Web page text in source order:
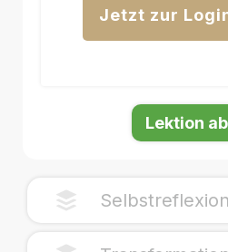
Jetzt zur
Lektion
Selbstreflexion